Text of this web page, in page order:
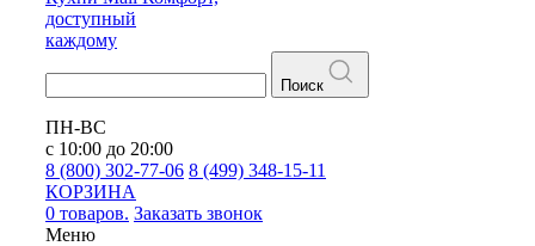
доступный
каждому
Поиск
ПН-ВС
с 10:00 до 20:00
8 (800) 302-77-06 8 (499) 348-15-11
КОРЗИНА
0 товаров. Заказать звонок
Меню